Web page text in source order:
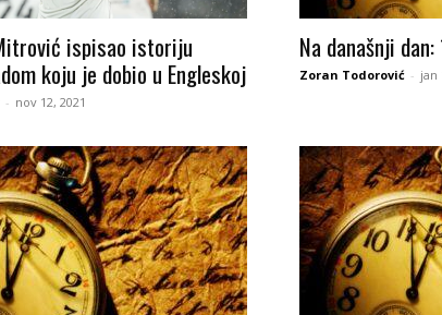
ispisao istoriju
koju je dobio u Engleskoj
- nov 12, 2021
Na današnji dan:
Zoran Todorović - jan